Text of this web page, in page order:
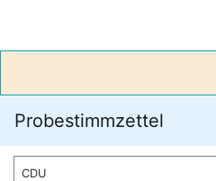
Probestimmzettel
CDU